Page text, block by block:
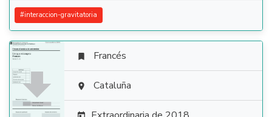
#interaccion-gravitatoria

 Francés
 Cataluña